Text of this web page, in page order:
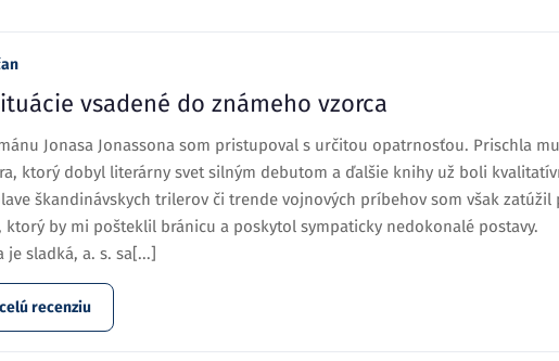
vsadené do známeho vzorca
Jonasa Jonassona som pristupoval s určitou opatrnosťou. Prischla
ktorý dobyl literárny svet silným debutom a ďalšie knihy už boli
škandinávskych trilerov či trende vojnových príbehov som však zatúžil
ktorý by mi pošteklil bránicu a poskytol sympaticky nedokonalé postavy.
je sladká, a. s. sa[...]
recenziu